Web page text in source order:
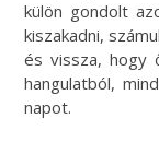
külön gondolt
kiszakadni,
és vissza, hogy
hangulatból,
napot.